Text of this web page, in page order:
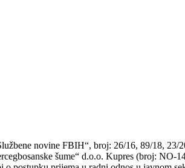
novine FBIH“, broj: 26/16, 89/18, 23/
šume“ d.o.o. Kupres (broj: NO-